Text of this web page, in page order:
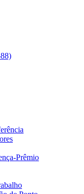
Prêmio